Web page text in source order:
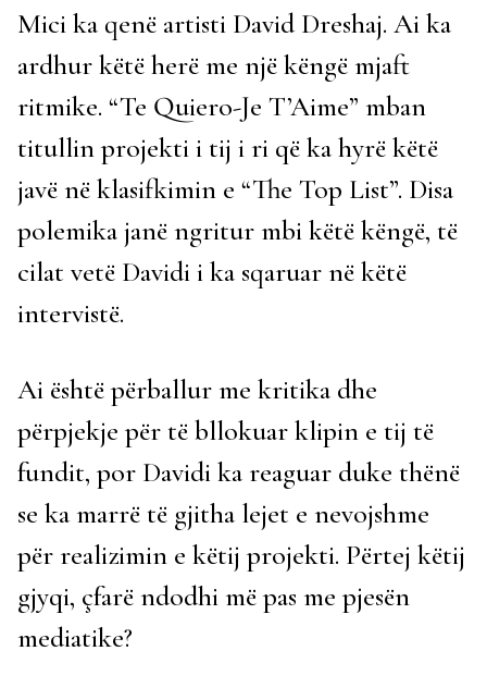
Mici ka qenë artisti David Dreshaj. Ai ka
ardhur këtë herë me një këngë mjaft
ritmike. “Te Quiero-Je T’Aime” mban
titullin projekti i tij i ri që ka hyrë këtë
javë në klasifkimin e “The Top List”. Disa
polemika janë ngritur mbi këtë këngë, të
cilat vetë Davidi i ka sqaruar në këtë
intervistë.
Ai është përballur me kritika dhe
përpjekje për të bllokuar klipin e tij të
fundit, por Davidi ka reaguar duke thënë
se ka marrë të gjitha lejet e nevojshme
për realizimin e këtij projekti. Përtej këtij
gjyqi, çfarë ndodhi më pas me pjesën
mediatike?